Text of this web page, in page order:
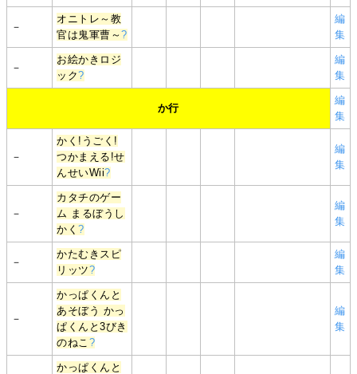
－
オニトレ～教
官は鬼軍曹～?
編
集
－
お絵かきロジ
ック?
編
集
か行
編
集
－
かく!うごく!
つかまえる!せ
んせいWii?
編
集
－
カタチのゲー
ム まるぼうし
かく?
編
集
－
かたむきスピ
リッツ?
編
集
－
かっぱくんと
あそぼう かっ
ぱくんと3びき
のねこ ?
編
集
かっぱくんと